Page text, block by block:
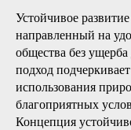
Устойчивое
направленный на
общества без
подход
использования
благоприятных
Концепция